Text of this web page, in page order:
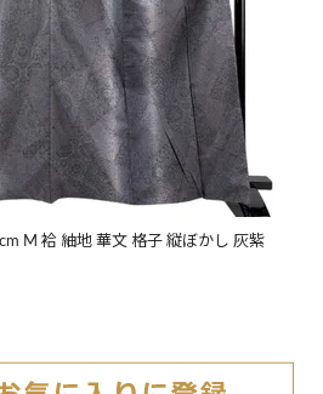
M 袷 紬地 華文 格子 縦ぼかし 灰紫